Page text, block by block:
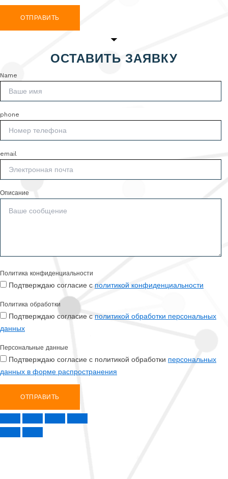
ОТПРАВИТЬ
ОСТАВИТЬ ЗАЯВКУ
Name
phone
email
Описание
Политика конфиденциальности
Подтверждаю согласие с политикой конфиденциальности
Политика обработки
Подтверждаю согласие с политикой обработки персональных
данных
Персональные данные
Подтверждаю согласие с политикой обработки персональных
данных в форме распространения
ОТПРАВИТЬ